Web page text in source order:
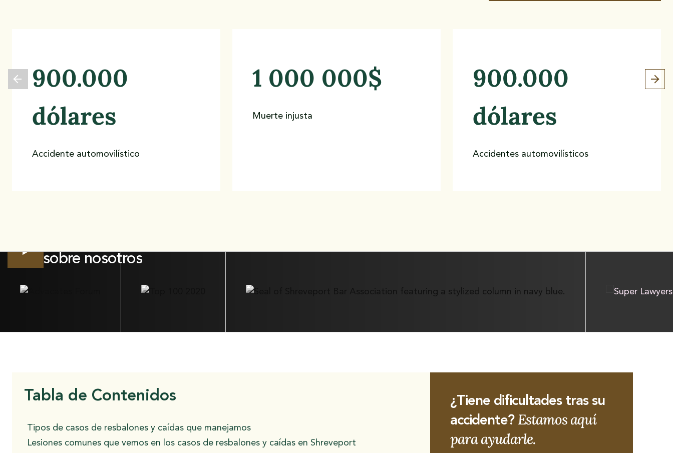
estos devastadores accidentes afectan a las familias
de Shreveport, desde el aumento de las facturas
médicas hasta la pérdida de salarios y la denegación
de reclamaciones de seguro. Nuestros abogados
más de cinco décadas de experiencia en
sobre nosotros
900.000
dólares
Accidente automovilístico
1 000 000$
Muerte injusta
900.000
dólares
Accidentes automovilísticos
Tabla de Contenidos
Tipos de casos de resbalones y caídas que manejamos
Lesiones comunes que vemos en los casos de resbalones y caídas en Shreveport
¿Tiene dificultades tras su
accidente? Estamos aquí
para ayudarle.